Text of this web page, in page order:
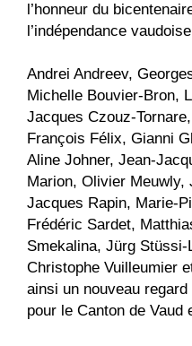
l’honneur du
l’indépendance
Andrei Andreev,
Michelle Bouvier-Bron,
Jacques Czouz-
François Félix, Gianni
Aline Johner, Jean-
Marion, Olivier Meuwly,
Jacques Rapin, Marie-
Frédéric Sardet,
Smekalina, Jürg Stüssi-
Christophe Vuilleumier
ainsi un nouveau
pour le Canton de Vaud